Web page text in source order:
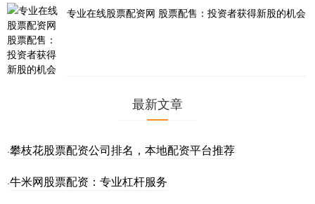
专业在线股票配资网 股票配售：投资者获得新股的机会
最新文章
·攀枝花股票配资公司排名，本地配资平台推荐
·牛米网股票配资：专业杠杆服务